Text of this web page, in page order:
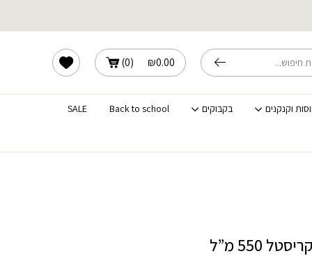
₪0.00
(
0
)
וקנקנים בקבוקים Back to school
SALE